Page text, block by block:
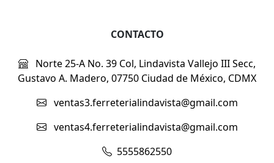
CONTACTO
Norte 25-A No. 39 Col, Lindavista Vallejo III Secc,
Gustavo A. Madero, 07750 Ciudad de México, CDMX
ventas3.ferreterialindavista@gmail.com
ventas4.ferreterialindavista@gmail.com
5555862550